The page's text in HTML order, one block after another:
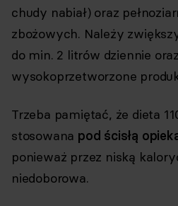
chudy nabiał) oraz
zbożowych. Należy
do min. 2 litrów dziennie
wysokoprzetworzone
Trzeba pamiętać, że dieta
stosowana pod ścisłą
ponieważ przez niską
niedoborowa.